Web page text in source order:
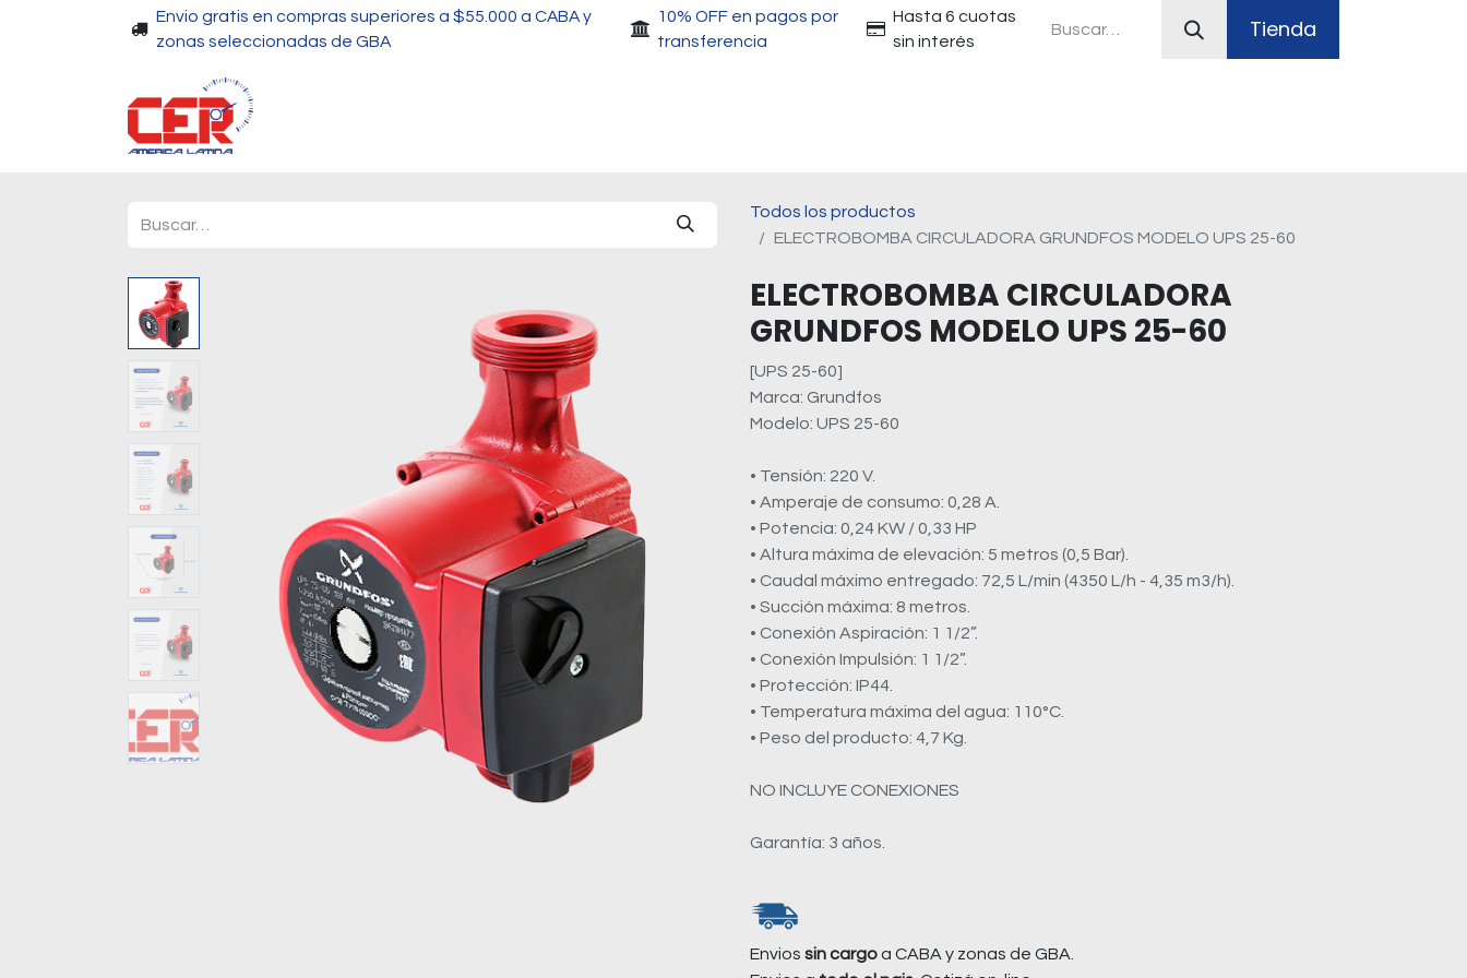
Envio gratis en compras superiores a $55.000 a CABA y
zonas seleccionadas de GBA
10% OFF en pagos por
transferencia
Hasta 6 cuotas
sin interés
Tienda
Todos los productos
ELECTROBOMBA CIRCULADORA GRUNDFOS MODELO UPS 25-60
ELECTROBOMBA CIRCULADORA
GRUNDFOS MODELO UPS 25-60
[UPS 25-60]
Marca: Grundfos
Modelo: UPS 25-60
• Tensión: 220 V.
• Amperaje de consumo: 0,28 A.
• Potencia: 0,24 KW / 0,33 HP
• Altura máxima de elevación: 5 metros (0,5 Bar).
• Caudal máximo entregado: 72,5 L/min (4350 L/h - 4,35 m3/h).
• Succión máxima: 8 metros.
• Conexión Aspiración: 1 1/2”.
• Conexión Impulsión: 1 1/2”.
• Protección: IP44.
• Temperatura máxima del agua: 110°C.
• Peso del producto: 4,7 Kg.
NO INCLUYE CONEXIONES
Garantía: 3 años.
Envios sin cargoa CABA y zonas de GBA.